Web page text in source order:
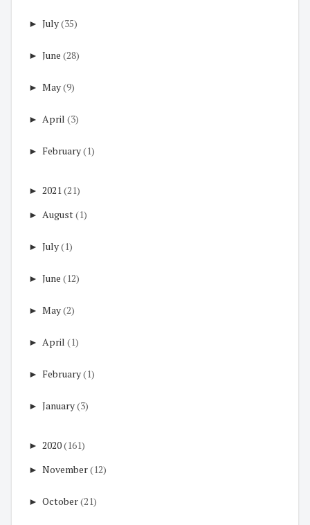
► July(35)
► June (28)
► May(9)
► April (3)
► February(1)
► 2021 (21)
► August(1)
► July(1)
► June (12)
► May(2)
► April (1)
► February(1)
► January(3)
► 2020(161)
► November(12)
► October(21)